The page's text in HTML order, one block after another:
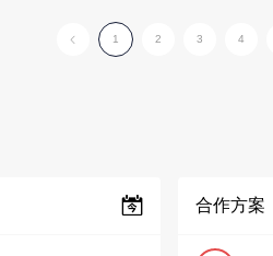
1 2 3 4
合作方案